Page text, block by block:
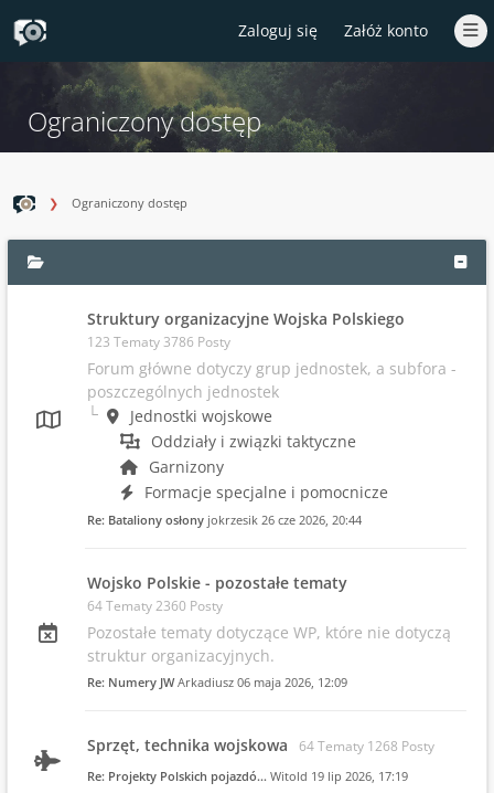
Zaloguj się Załóż konto
Ograniczony dostęp
Ograniczony dostęp
Struktury organizacyjne Wojska Polskiego
123 Tematy 3786 Posty
Forum główne dotyczy grup jednostek, a subfora -
poszczególnych jednostek
Jednostki wojskowe
Oddziały i związki taktyczne
Garnizony
Formacje specjalne i pomocnicze
Re: Bataliony osłony jokrzesik 26 cze 2026, 20:44
Wojsko Polskie - pozostałe tematy
64 Tematy 2360 Posty
Pozostałe tematy dotyczące WP, które nie dotyczą
struktur organizacyjnych.
Re: Numery JW Arkadiusz 06 maja 2026, 12:09
Sprzęt, technika wojskowa 64 Tematy 1268 Posty
Re: Projekty Polskich pojazdó… Witold 19 lip 2026, 17:19